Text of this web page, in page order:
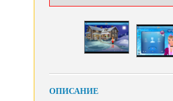
ОПИСАНИЕ